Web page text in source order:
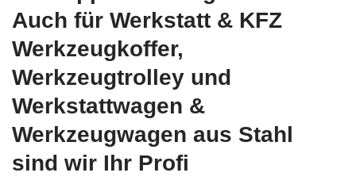
Auch für Werkstatt & KFZ
Werkzeugkoffer,
Werkzeugtrolley und
Werkstattwagen &
Werkzeugwagen aus Stahl
sind wir Ihr Profi